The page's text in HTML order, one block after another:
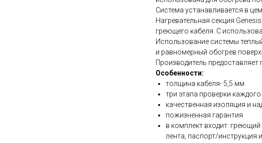
Система устанавливается в
Нагревательная секция
греющего кабеля. С
Использование системы
и равномерный обогрев
Производитель
Особенности:
толщина кабеля- 5,5 мм
три этапа проверки каждого
качественная изоляция и
пожизненная гарантия
в комплект входит:
лента, паспорт/инструкция